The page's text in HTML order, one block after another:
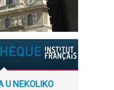
U NEKOLIKO